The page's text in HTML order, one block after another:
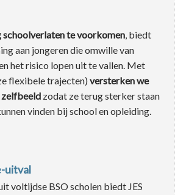
te voorkomen, biedt
aan jongeren die omwille van
het risico lopen uit te vallen. Met
flexibele trajecten)versterken we
zelfbeeld zodat ze terug sterker staan
vinden bij school en opleiding.
uitval
voltijdse BSO scholen biedt JES